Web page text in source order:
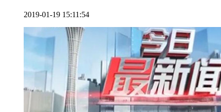
2019-01-19 15:11:54